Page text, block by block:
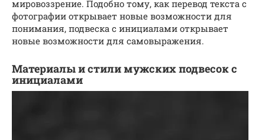
мировоззрение. Подобно тому, как перевод текста с
фотографии открывает новые возможности для
понимания, подвеска с инициалами открывает
новые возможности для самовыражения.
Материалы и стили мужских подвесок с
инициалами